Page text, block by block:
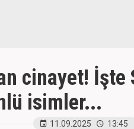
cinayet! İşte
isimler...
11.09.2025 13:45